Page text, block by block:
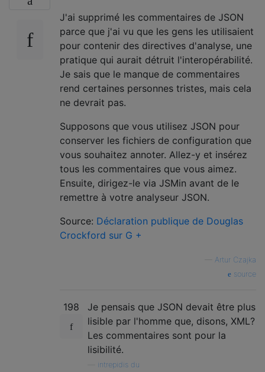
J'ai supprimé les commentaires de JSON
parce que j'ai vu que les gens les utilisaient
pour contenir des directives d'analyse, une
pratique qui aurait détruit l'interopérabilité.
Je sais que le manque de commentaires
rend certaines personnes tristes, mais cela
ne devrait pas.
Supposons que vous utilisez JSON pour
conserver les fichiers de configuration que
vous souhaitez annoter. Allez-y et insérez
tous les commentaires que vous aimez.
Ensuite, dirigez-le via JSMin avant de le
remettre à votre analyseur JSON.
Source: Déclaration publique de Douglas
Crockford sur G +
Artur Czajka
source
198
Je pensais que JSON devait être plus
lisible par l'homme que, disons, XML?
Les commentaires sont pour la
lisibilité.
intrepidis du